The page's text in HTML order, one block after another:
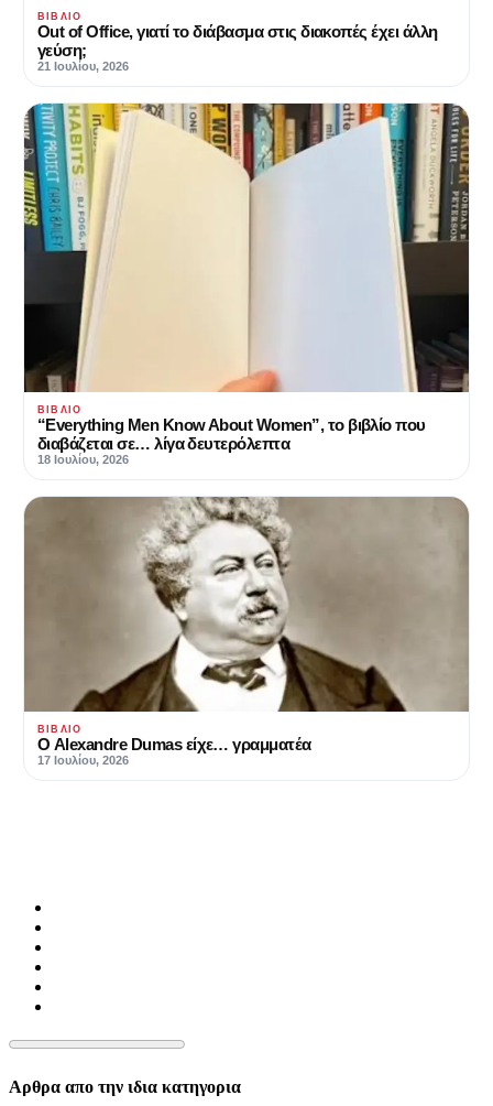
ΒΙΒΛΊΟ
Out of Office, γιατί το διάβασμα στις διακοπές έχει άλλη
γεύση;
21 Ιουλίου, 2026
ΒΙΒΛΊΟ
“Everything Men Know About Women”, το βιβλίο που
διαβάζεται σε… λίγα δευτερόλεπτα
18 Ιουλίου, 2026
ΒΙΒΛΊΟ
Ο Alexandre Dumas είχε… γραμματέα
17 Ιουλίου, 2026
Αρθρα απο την ιδια κατηγορια